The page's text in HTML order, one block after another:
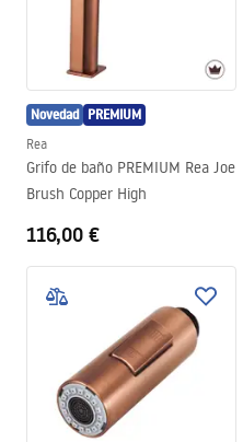
Novedad PREMIUM
Rea
Grifo de baño PREMIUM Rea Joe
Brush Copper High
116,00 €